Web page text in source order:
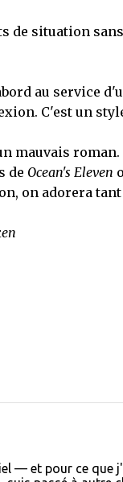
de situation
au service
C'est un
mauvais
de Ocean's Eleven
on adorera
— et pour ce que